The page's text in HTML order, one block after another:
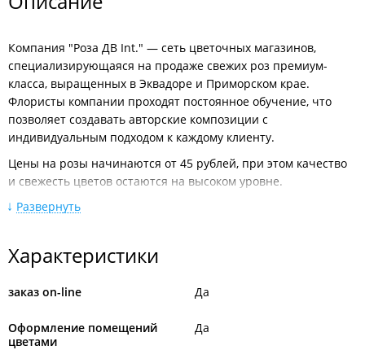
Компания "Роза ДВ Int." — сеть цветочных магазинов,
специализирующаяся на продаже свежих роз премиум-
класса, выращенных в Эквадоре и Приморском крае.
Флористы компании проходят постоянное обучение, что
позволяет создавать авторские композиции с
индивидуальным подходом к каждому клиенту.
Цены на розы начинаются от 45 рублей, при этом качество
и свежесть цветов остаются на высоком уровне.
Магазины "Роза ДВ Int." расположены в различных районах
предлагает быструю доставку букетов и возможность
ИП Маннаберг В. С.
Развернуть
Характеристики
заказ on-line Да
Оформление помещений
цветами
Да